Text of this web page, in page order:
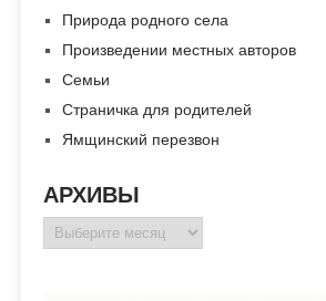
Природа родного села
Произведении местных авторов
Семьи
Страничка для родителей
Ямщинский перезвон
АРХИВЫ
Архивы